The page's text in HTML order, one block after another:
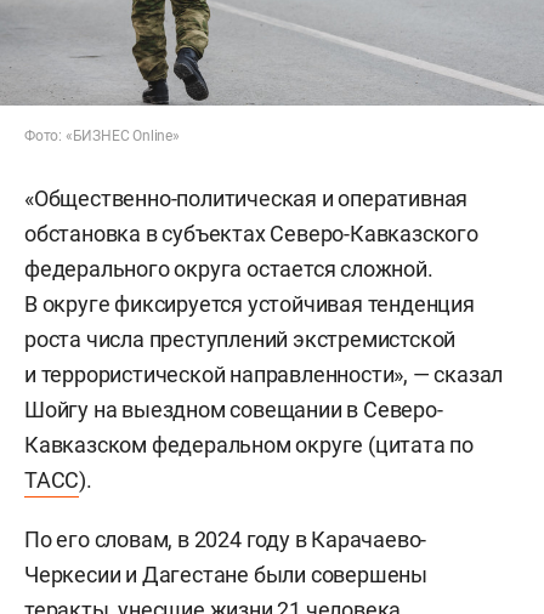
Фото: «БИЗНЕС Online»
«Общественно-политическая и оперативная
обстановка в субъектах Северо-Кавказского
федерального округа остается сложной.
В округе фиксируется устойчивая тенденция
роста числа преступлений экстремистской
и террористической направленности», — сказал
Шойгу на выездном совещании в Северо-
Кавказском федеральном округе (цитата по
ТАСС).
По его словам, в 2024 году в Карачаево-
Черкесии и Дагестане были совершены